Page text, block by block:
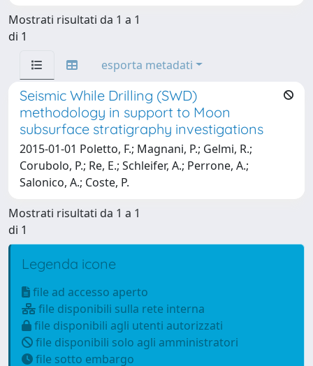
Mostrati risultati da 1 a 1
di 1
esporta metadati
Seismic While Drilling (SWD)
methodology in support to Moon
subsurface stratigraphy investigations
2015-01-01 Poletto, F.; Magnani, P.; Gelmi, R.;
Corubolo, P.; Re, E.; Schleifer, A.; Perrone, A.;
Salonico, A.; Coste, P.
Mostrati risultati da 1 a 1
di 1
Legenda icone
file ad accesso aperto
file disponibili sulla rete interna
file disponibili agli utenti autorizzati
file disponibili solo agli amministratori
file sotto embargo